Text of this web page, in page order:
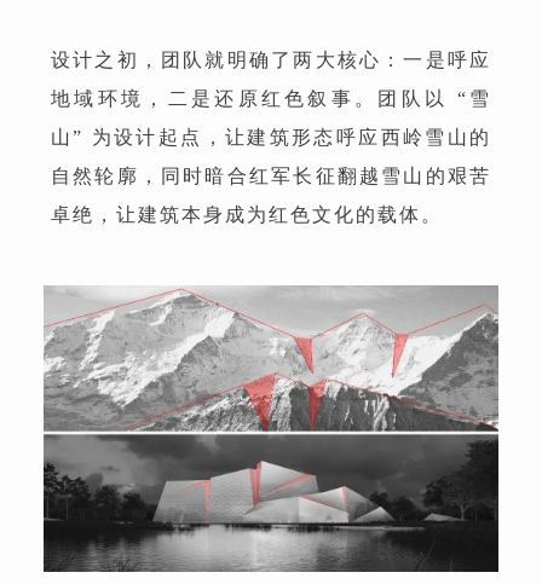
设计之初，团队就明确了两大核心：一是呼应
地域环境，二是还原红色叙事。团队以 “雪
山” 为设计起点，让建筑形态呼应西岭雪山的
自然轮廓，同时暗合红军长征翻越雪山的艰苦
卓绝，让建筑本身成为红色文化的载体。